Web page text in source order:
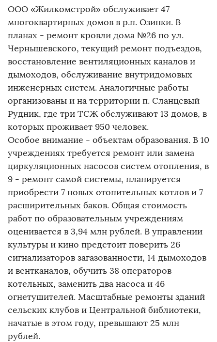
ООО «Жилкомстрой» обслуживает 47
многоквартирных домов в р.п. Озинки. В
планах - ремонт кровли дома №26 по ул.
Чернышевского, текущий ремонт подъездов,
восстановление вентиляционных каналов и
дымоходов, обслуживание внутридомовых
инженерных систем. Аналогичные работы
организованы и на территории п. Сланцевый
Рудник, где три ТСЖ обслуживают 13 домов, в
которых проживает 950 человек.
Особое внимание - объектам образования. В 10
учреждениях требуется ремонт или замена
циркуляционных насосов систем отопления, в
9 - ремонт самой системы, планируется
приобрести 7 новых отопительных котлов и 7
расширительных баков. Общая стоимость
работ по образовательным учреждениям
оценивается в 3,94 млн рублей. В управлении
культуры и кино предстоит поверить 26
сигнализаторов загазованности, 14 дымоходов
и вентканалов, обучить 38 операторов
котельных, заменить два насоса и 46
огнетушителей. Масштабные ремонты зданий
сельских клубов и Центральной библиотеки,
начатые в этом году, превышают 25 млн
рублей.